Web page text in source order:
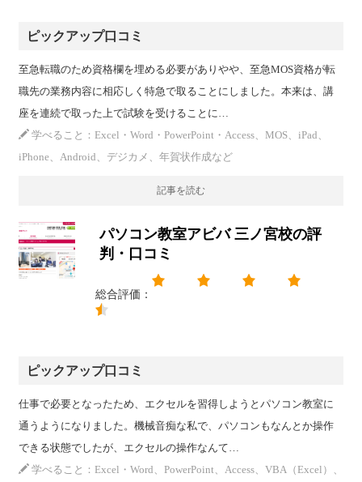
ピックアップ口コミ
至急転職のため資格欄を埋める必要がありやや、至急MOS資格が転
職先の業務内容に相応しく特急で取ることにしました。本来は、講
座を連続で取った上で試験を受けることに…
学べること：Excel・Word・PowerPoint・Access、MOS、iPad、
iPhone、Android、デジカメ、年賀状作成など
記事を読む
パソコン教室アビバ 三ノ宮校の評
判・口コミ
総合評価：
ピックアップ口コミ
仕事で必要となったため、エクセルを習得しようとパソコン教室に
通うようになりました。機械音痴な私で、パソコンもなんとか操作
できる状態でしたが、エクセルの操作なんて…
学べること：Excel・Word、PowerPoint、Access、VBA（Excel）、